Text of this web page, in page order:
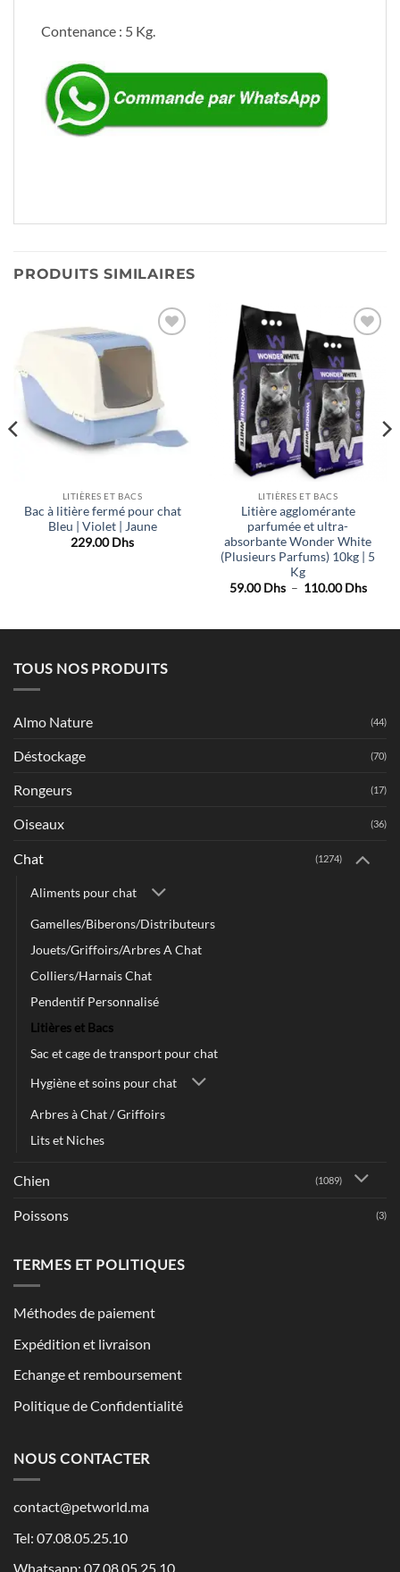
Contenance : 5 Kg.
PRODUITS SIMILAIRES
Ajouter
à la liste
souhaits
LITIÈRES ET BACS
Bac à litière fermé pour chat
Bleu | Violet | Jaune
229.00Dhs
Ajouter
à la liste
de
souhaits
LITIÈRES ET BACS
Litière agglomérante
parfumée et ultra-
absorbante Wonder White
(Plusieurs Parfums) 10kg | 5
Kg
59.00Dhs – 110.00DhsPlage
à
Dhs
TOUS NOS PRODUITS
Almo Nature (44)
Déstockage (70)
Rongeurs (17)
Oiseaux (36)
Chat (1274)
Aliments pour chat
Gamelles/Biberons/Distributeurs
Jouets/Griffoirs/Arbres A Chat
Colliers/Harnais Chat
Pendentif Personnalisé
Litières et Bacs
Sac et cage de transport pour chat
Hygiène et soins pour chat
Arbres à Chat / Griffoirs
Lits et Niches
Chien (1089)
Poissons (3)
TERMES ET POLITIQUES
Méthodes de paiement
Expédition et livraison
Echange et remboursement
Politique de Confidentialité
NOUS CONTACTER
contact@petworld.ma
Tel: 07.08.05.25.10
Whatsapp: 07.08.05.25.10